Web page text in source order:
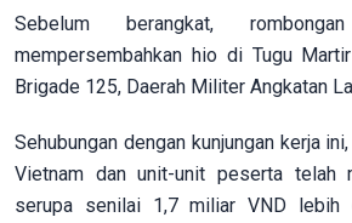
Sebelum berangkat,
mempersembahkan hio di Tugu
Brigade 125, Daerah Militer Angkatan
Sehubungan dengan kunjungan kerja
Vietnam dan unit-unit peserta telah
serupa senilai 1,7 miliar VND lebih